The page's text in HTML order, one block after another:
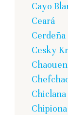
Cayo
Ceará
Cerdeña
Cesky
Chaouen
Chiclana
Chipiona